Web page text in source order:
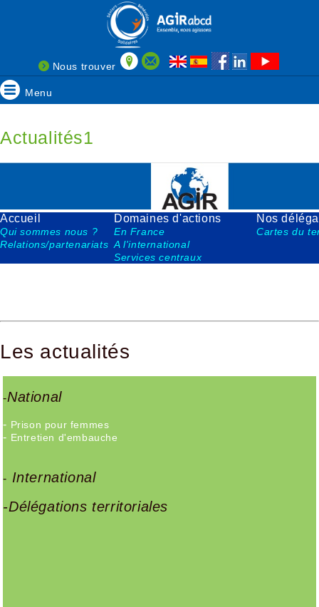
Nous trouver
Menu
Actualités1
Accueil Domaines d'actions Nos
Qui sommes nous ? En France
Cartes du
Relations/partenariats A l'international
Services centraux
Les actualités
-National
- Prison pour femmes
- Entretien d'embauche
- International
-Délégations territoriales